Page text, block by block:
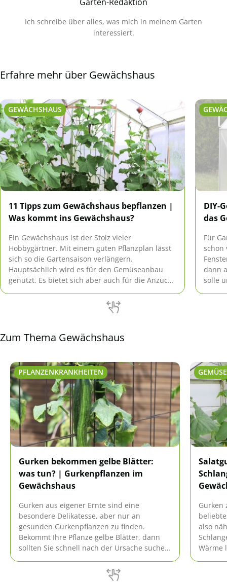
Ich schreibe über alles, was mich in meinem Garten
interessiert.
Erfahre mehr über Gewächshaus
GEWÄCHSHAUS
11 Tipps zum Gewächshaus bepflanzen |
Was kommt ins Gewächshaus?
Ein Gewächshaus ist der Stolz vieler
Hobbygärtner. Mit einem guten Pflanzplan lässt
sich so die Gartensaison verlängern.
Hauptsächlich wird es für den Gemüseanbau
genutzt. Es bietet sich aber auch für die Anzucht
DIY-
das
Für
schon
dann
solle
Zum Thema Gewächshaus
PFLANZENKRANKHEITEN
Gurken bekommen gelbe Blätter:
was tun? | Gurkenpflanzen im
Gewächshaus
Gurken aus eigener Ernte sind eine
besondere Delikatesse, aber nur an
gesunden Gurkenpflanzen zu finden.
Bekommt Ihre Pflanze gelbe Blätter, dann
sollten Sie schnell nach der Ursache suchen
unter Umständen vergeblich auf saftige
Gurken
also
Wärme